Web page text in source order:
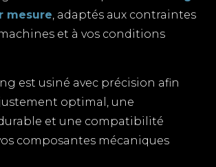
mesure, adaptés aux contraintes
et à vos conditions
est usiné avec précision afin
optimal, une
et une compatibilité
composantes mécaniques